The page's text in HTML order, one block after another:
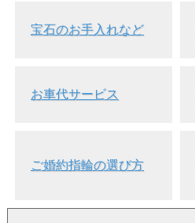
宝石のお手入れなど
お車代サービス
ご婚約指輪の選び方